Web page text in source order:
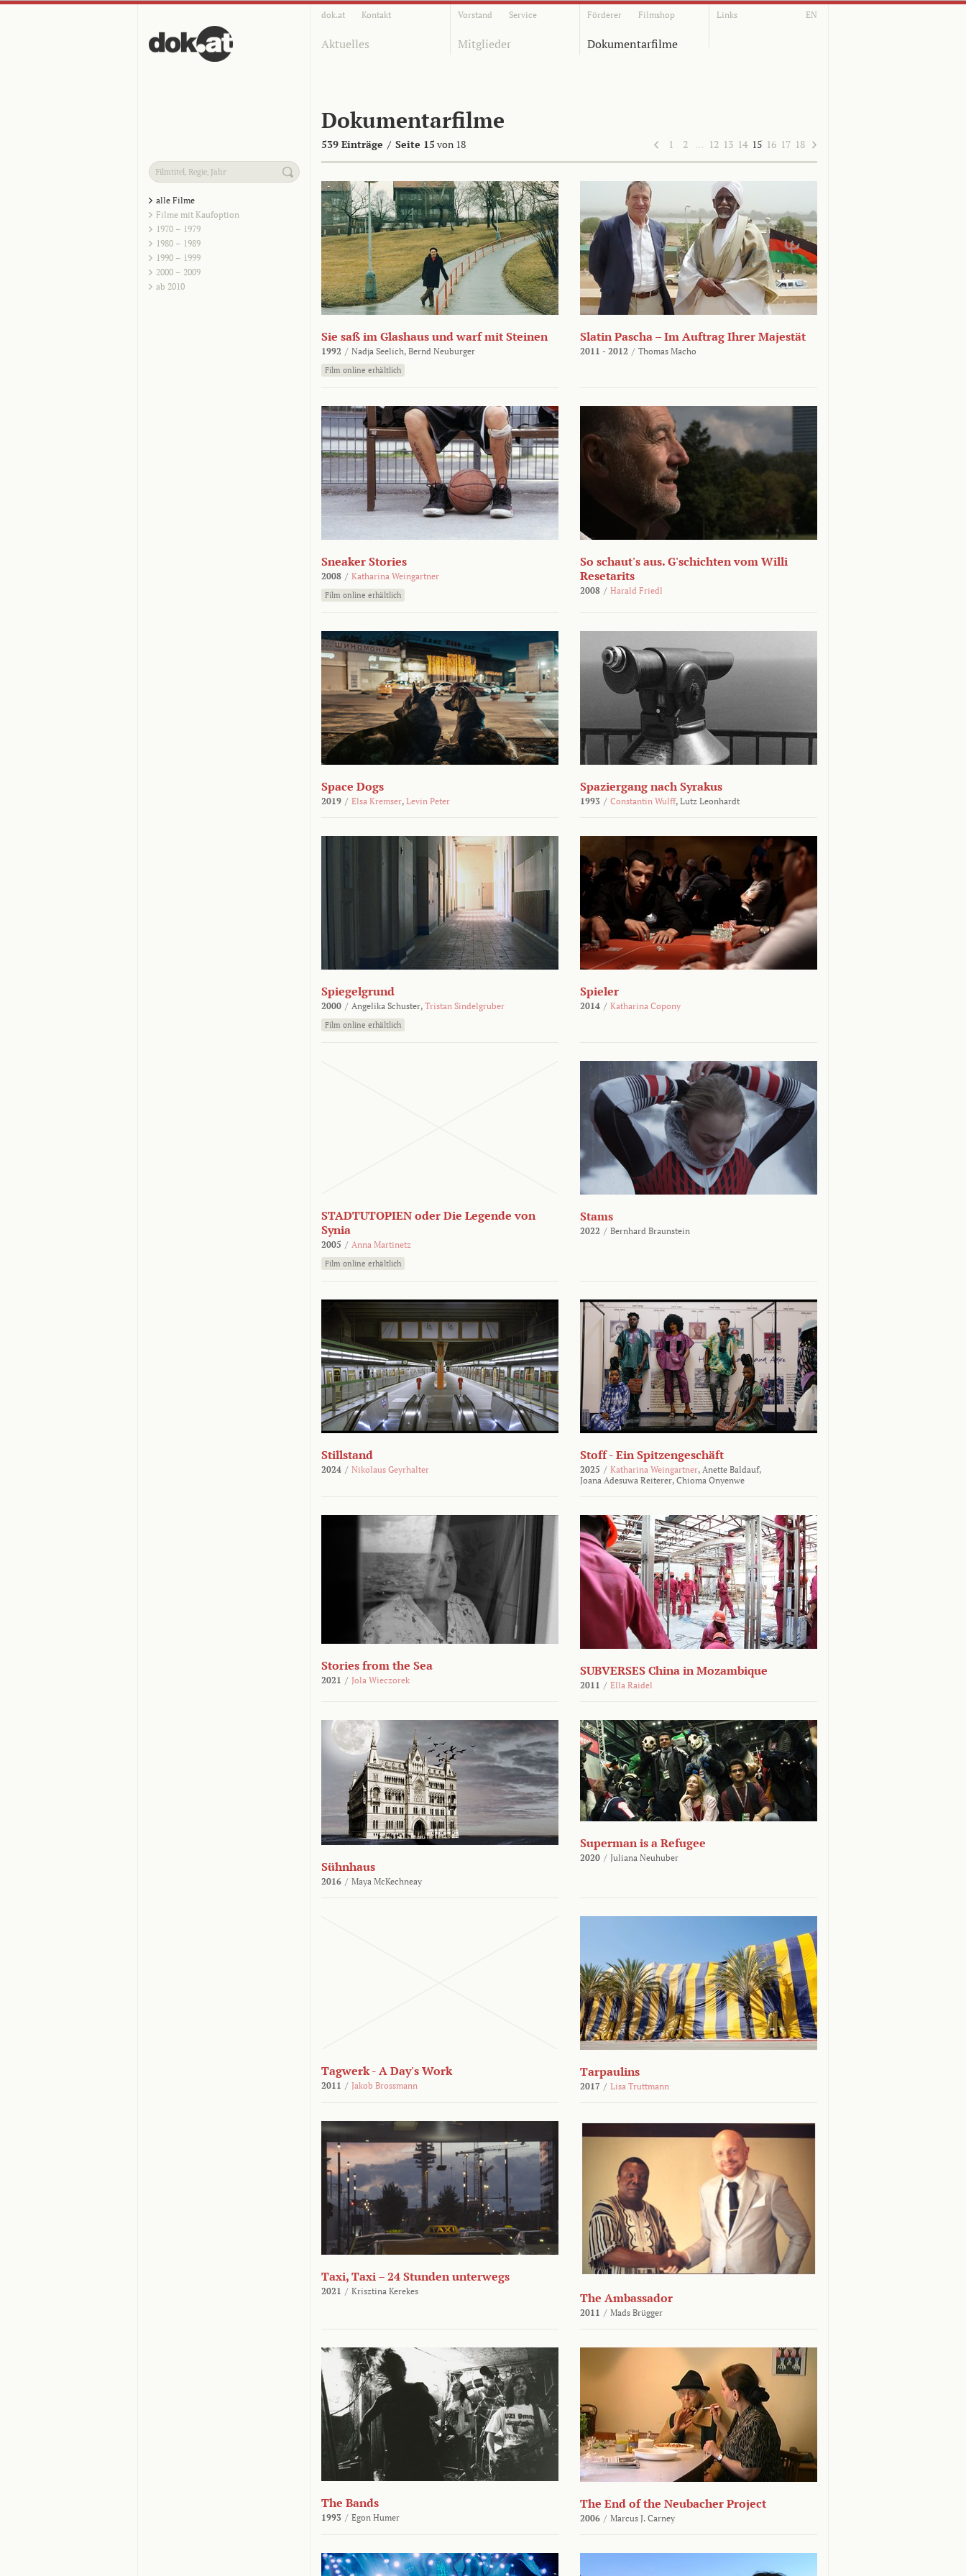
dok.at Kontakt Vorstand Service Förderer Filmshop Links EN
Aktuelles Mitglieder Dokumentarfilme
Dokumentarfilme
539 Einträge / Seite 15 von 18 1 2 … 12 13 14 15 16 17 18
alle Filme
Filme mit Kaufoption
1970 – 1979
1980 – 1989
1990 – 1999
2000 – 2009
ab 2010
Sie saß im Glashaus und warf mit Steinen
1992 / Nadja Seelich, Bernd Neuburger
Film online erhältlich
Slatin Pascha – Im Auftrag Ihrer Majestät
2011 - 2012 / Thomas Macho
Sneaker Stories
2008 / Katharina Weingartner
Film online erhältlich
So schaut's aus. G'schichten vom Willi
Resetarits
2008 / Harald Friedl
Space Dogs
2019 / Elsa Kremser, Levin Peter
Spaziergang nach Syrakus
1993 / Constantin Wulff, Lutz Leonhardt
Spiegelgrund
2000 / Angelika Schuster, Tristan Sindelgruber
Film online erhältlich
Spieler
2014 / Katharina Copony
STADTUTOPIEN oder Die Legende von
Synia
2005 / Anna Martinetz
Film online erhältlich
Stams
2022 / Bernhard Braunstein
Stillstand
2024 / Nikolaus Geyrhalter
Stoff - Ein Spitzengeschäft
2025 / Katharina Weingartner, Anette Baldauf,
Joana Adesuwa Reiterer, Chioma Onyenwe
Stories from the Sea
2021 / Jola Wieczorek
SUBVERSES China in Mozambique
2011 / Ella Raidel
Sühnhaus
2016 / Maya McKechneay
Superman is a Refugee
2020 / Juliana Neuhuber
Tagwerk - A Day's Work
2011 / Jakob Brossmann
Tarpaulins
2017 / Lisa Truttmann
Taxi, Taxi – 24 Stunden unterwegs
2021 / Krisztina Kerekes The Ambassador
2011 / Mads Brügger
The Bands
1993 / Egon Humer
The End of the Neubacher Project
2006 / Marcus J. Carney